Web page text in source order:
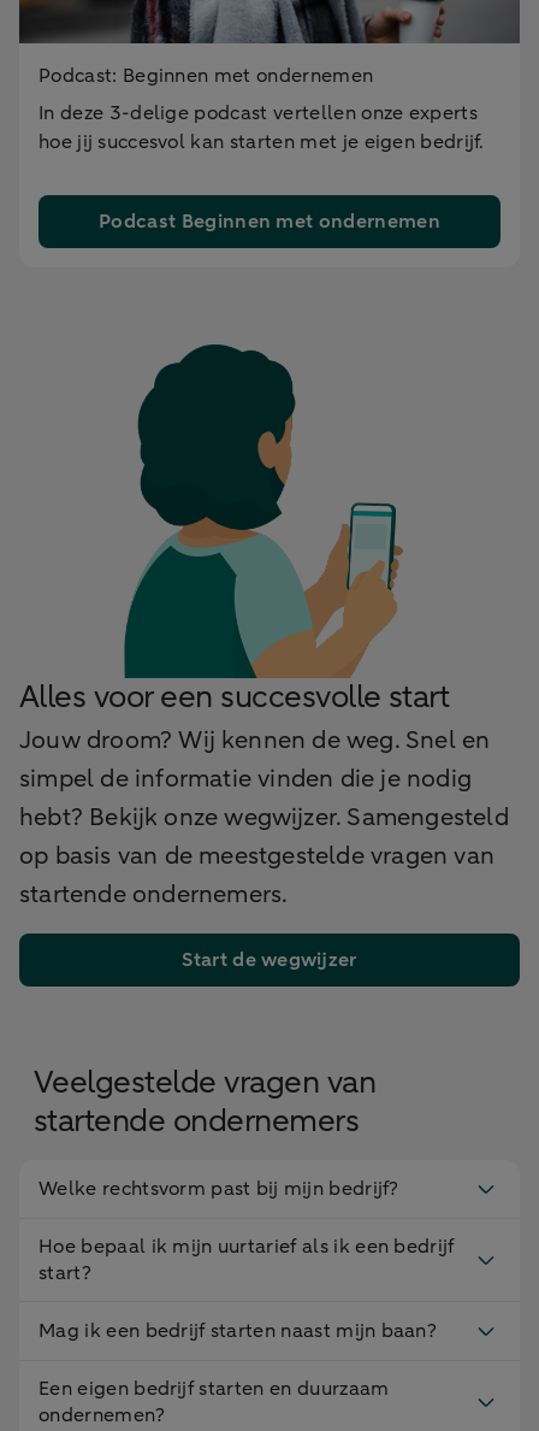
Podcast: Beginnen met ondernemen
In deze 3-delige podcast vertellen onze experts
hoe jij succesvol kan starten met je eigen bedrijf.
Podcast Beginnen met ondernemen
Alles voor een succesvolle start
Jouw droom? Wij kennen de weg. Snel en
simpel de informatie vinden die je nodig
hebt? Bekijk onze wegwijzer. Samengesteld
op basis van de meestgestelde vragen van
startende ondernemers.
Start de wegwijzer
Veelgestelde vragen van
startende ondernemers
Welke rechtsvorm past bij mijn bedrijf?
Hoe bepaal ik mijn uurtarief als ik een bedrijf
start?
Mag ik een bedrijf starten naast mijn baan?
Een eigen bedrijf starten en duurzaam
ondernemen?